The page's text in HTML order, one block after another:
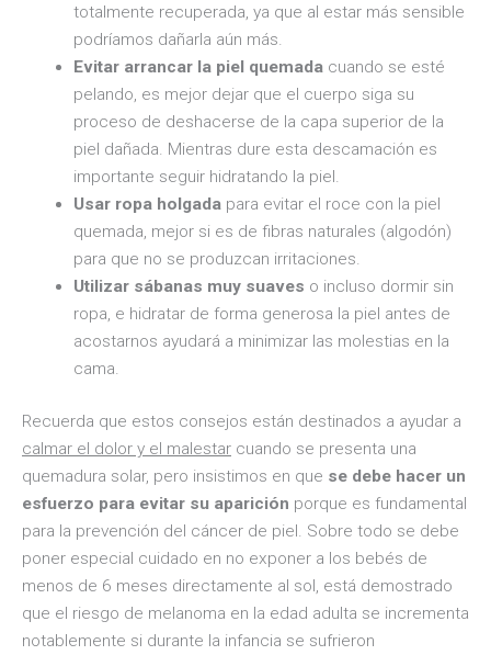
totalmente recuperada, ya que al estar más sensible
podríamos dañarla aún más.
Evitar arrancar la piel quemadacuando se esté
pelando, es mejor dejar que el cuerpo siga su
proceso de deshacerse de la capa superior de la
piel dañada. Mientras dure esta descamación es
importante seguir hidratando la piel.
Usar ropa holgadapara evitar el roce con la piel
quemada, mejor si es de fibras naturales (algodón)
para que no se produzcan irritaciones.
Utilizar sábanas muy suaves o incluso dormir sin
ropa, e hidratar de forma generosa la piel antes de
acostarnos ayudará a minimizar las molestias en la
cama.
Recuerda que estos consejos están destinados a ayudar a
calmar el dolor y el malestar cuando se presenta una
quemadura solar, pero insistimos en que se debe hacer un
esfuerzo para evitar su aparición porque es fundamental
para la prevención del cáncer de piel. Sobre todo se debe
poner especial cuidado en no exponer a los bebés de
menos de 6 meses directamente al sol, está demostrado
que el riesgo de melanoma en la edad adulta se incrementa
notablemente si durante la infancia se sufrieron